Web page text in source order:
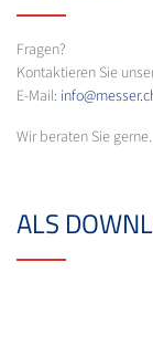
Fragen?
Kontaktieren Sie
E-Mail:
Wir beraten Sie gerne.
ALS